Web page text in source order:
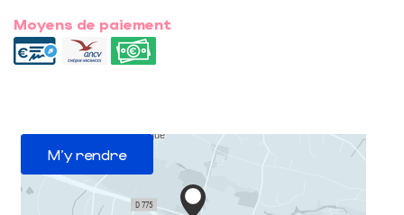
Moyens de paiement
M'y rendre